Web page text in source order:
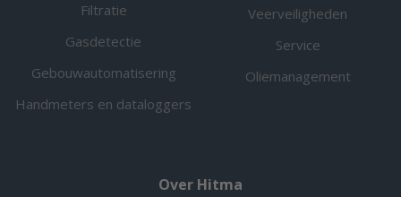
Filtratie
Gasdetectie
Gebouwautomatisering
Handmeters en dataloggers
Veerveiligheden
Service
Oliemanagement
Over Hitma